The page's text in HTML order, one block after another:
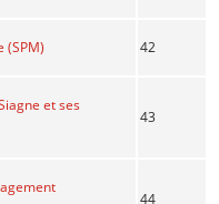
(SPM) 42
et ses
43
44